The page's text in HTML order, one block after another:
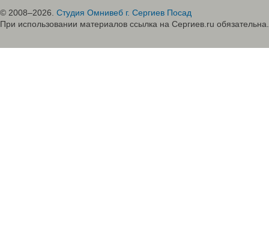
© 2008–2026. Студия Омнивеб г. Сергиев Посад
При использовании материалов ссылка на Сергиев.ru обязательна.